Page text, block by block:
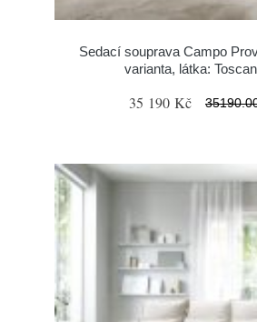
Sedací souprava Campo
varianta, látka:
35 190 Kč